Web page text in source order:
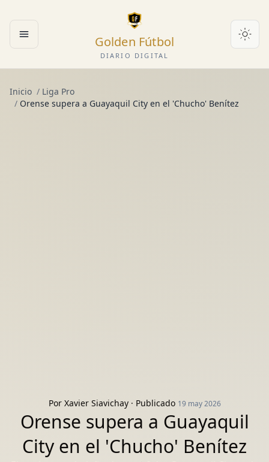
Abrir menú Golden Fútbol
DIARIO DIGITAL
Inicio / Liga Pro
/ Orense supera a Guayaquil City en el 'Chucho' Benítez
Por Xavier Siavichay· Publicado 19 may 2026
Orense supera a Guayaquil
City en el 'Chucho' Benítez